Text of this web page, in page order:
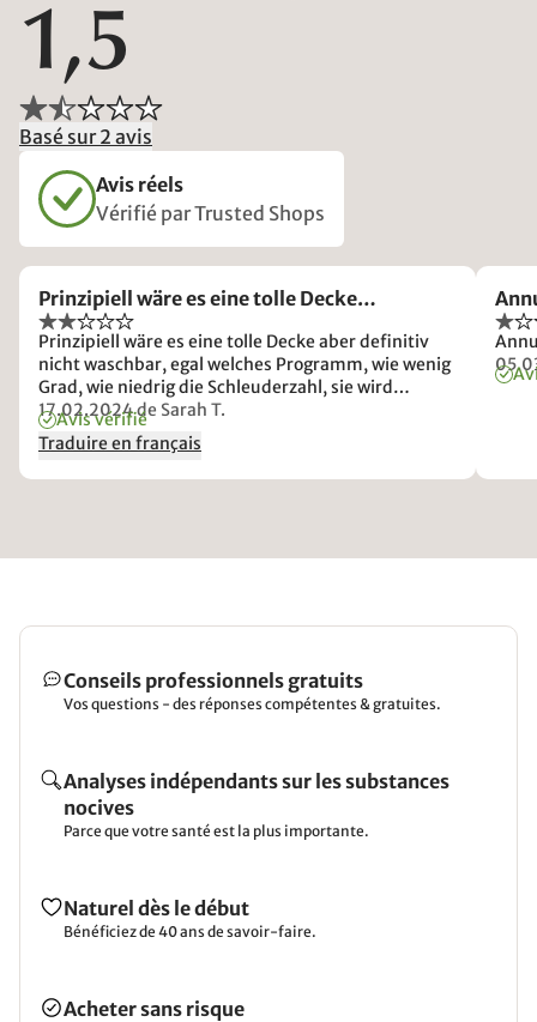
1,5
Basé sur 2 avis
Avis réels
Vérifié par Trusted Shops
Prinzipiell wäre es eine tolle Decke…
Prinzipiell wäre es eine tolle Decke aber definitiv
nicht waschbar, egal welches Programm, wie wenig
Grad, wie niedrig die Schleuderzahl, sie wird
hart/steif und die Füllung ist ein Klumpen (haben
bereits vier oder mehr gekauft da wir die
Materialien usw eig als toll empfinden und immer
wieder versuchten eine Waschlösung zu finden).
17.02.2024de Sarah T.
Avis vérifié
Traduire en français
Conseils professionnels gratuits
Vos questions - des réponses compétentes & gratuites.
Analyses indépendants sur les substances
nocives
Parce que votre santé est la plus importante.
Naturel dès le début
Bénéficiez de 40 ans de savoir-faire.
Acheter sans risque